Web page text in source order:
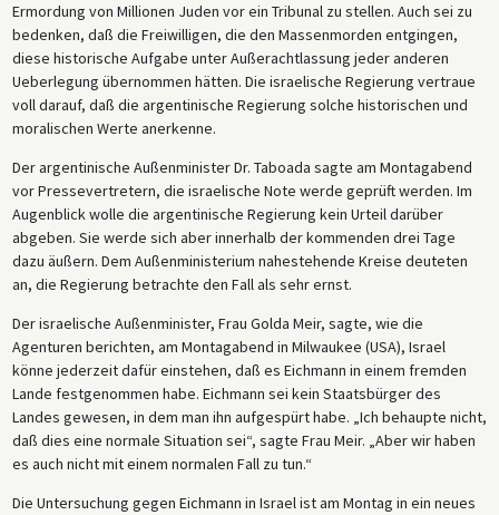
Ermordung von Millionen Juden vor ein Tribunal zu stellen. Auch sei zu
bedenken, daß die Freiwilligen, die den Massenmorden entgingen,
diese historische Aufgabe unter Außerachtlassung jeder anderen
Ueberlegung übernommen hätten. Die israelische Regierung vertraue
voll darauf, daß die argentinische Regierung solche historischen und
moralischen Werte anerkenne.
Der argentinische Außenminister Dr. Taboada sagte am Montagabend
vor Pressevertretern, die israelische Note werde geprüft werden. Im
Augenblick wolle die argentinische Regierung kein Urteil darüber
abgeben. Sie werde sich aber innerhalb der kommenden drei Tage
dazu äußern. Dem Außenministerium nahestehende Kreise deuteten
an, die Regierung betrachte den Fall als sehr ernst.
Der israelische Außenminister, Frau Golda Meir, sagte, wie die
Agenturen berichten, am Montagabend in Milwaukee (USA), Israel
könne jederzeit dafür einstehen, daß es Eichmann in einem fremden
Lande festgenommen habe. Eichmann sei kein Staatsbürger des
Landes gewesen, in dem man ihn aufgespürt habe. „Ich behaupte nicht,
daß dies eine normale Situation sei“, sagte Frau Meir. „Aber wir haben
es auch nicht mit einem normalen Fall zu tun.“
Die Untersuchung gegen Eichmann in Israel ist am Montag in ein neues